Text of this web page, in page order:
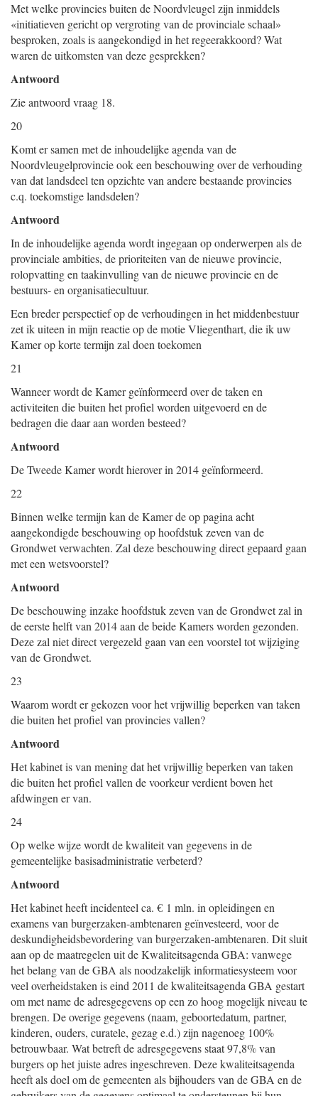
Met welke provincies buiten de Noordvleugel zijn inmiddels
«initiatieven gericht op vergroting van de provinciale schaal»
besproken, zoals is aangekondigd in het regeerakkoord? Wat
waren de uitkomsten van deze gesprekken?
Antwoord
Zie antwoord vraag 18.
20
Komt er samen met de inhoudelijke agenda van de
Noordvleugelprovincie ook een beschouwing over de verhouding
van dat landsdeel ten opzichte van andere bestaande provincies
c.q. toekomstige landsdelen?
Antwoord
In de inhoudelijke agenda wordt ingegaan op onderwerpen als de
provinciale ambities, de prioriteiten van de nieuwe provincie,
rolopvatting en taakinvulling van de nieuwe provincie en de
bestuurs- en organisatiecultuur.
Een breder perspectief op de verhoudingen in het middenbestuur
zet ik uiteen in mijn reactie op de motie Vliegenthart, die ik uw
Kamer op korte termijn zal doen toekomen
21
Wanneer wordt de Kamer geïnformeerd over de taken en
activiteiten die buiten het profiel worden uitgevoerd en de
bedragen die daar aan worden besteed?
Antwoord
De Tweede Kamer wordt hierover in 2014 geïnformeerd.
22
Binnen welke termijn kan de Kamer de op pagina acht
aangekondigde beschouwing op hoofdstuk zeven van de
Grondwet verwachten. Zal deze beschouwing direct gepaard gaan
met een wetsvoorstel?
Antwoord
De beschouwing inzake hoofdstuk zeven van de Grondwet zal in
de eerste helft van 2014 aan de beide Kamers worden gezonden.
Deze zal niet direct vergezeld gaan van een voorstel tot wijziging
van de Grondwet.
23
Waarom wordt er gekozen voor het vrijwillig beperken van taken
die buiten het profiel van provincies vallen?
Antwoord
Het kabinet is van mening dat het vrijwillig beperken van taken
die buiten het profiel vallen de voorkeur verdient boven het
afdwingen er van.
24
Op welke wijze wordt de kwaliteit van gegevens in de
gemeentelijke basisadministratie verbeterd?
Antwoord
Het kabinet heeft incidenteel ca. € 1 mln. in opleidingen en
examens van burgerzaken-ambtenaren geïnvesteerd, voor de
deskundigheidsbevordering van burgerzaken-ambtenaren. Dit sluit
aan op de maatregelen uit de Kwaliteitsagenda GBA: vanwege
het belang van de GBA als noodzakelijk informatiesysteem voor
veel overheidstaken is eind 2011 de kwaliteitsagenda GBA gestart
om met name de adresgegevens op een zo hoog mogelijk niveau te
brengen. De overige gegevens (naam, geboortedatum, partner,
kinderen, ouders, curatele, gezag e.d.) zijn nagenoeg 100%
betrouwbaar. Wat betreft de adresgegevens staat 97,8% van
burgers op het juiste adres ingeschreven. Deze kwaliteitsagenda
heeft als doel om de gemeenten als bijhouders van de GBA en de